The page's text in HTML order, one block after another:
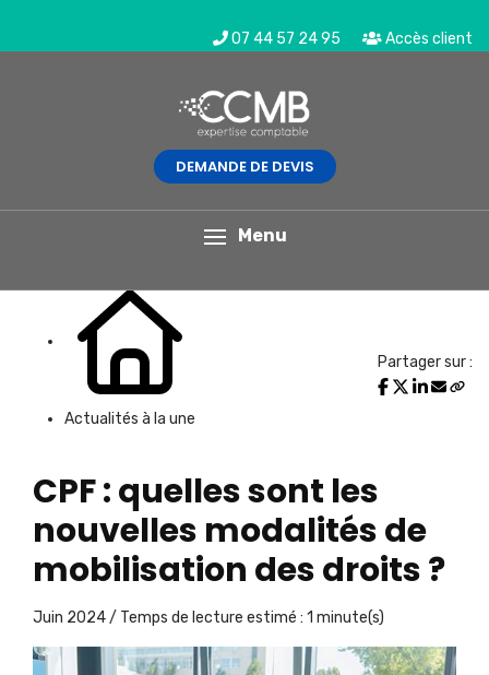
07 44 57 24 95 Accès client
DEMANDE DE DEVIS
Menu
L'actualité du mois
Actualités à la une
Partager sur :
CPF : quelles sont les
nouvelles modalités de
mobilisation des droits ?
Juin 2024 / Temps de lecture estimé : 1 minute(s)